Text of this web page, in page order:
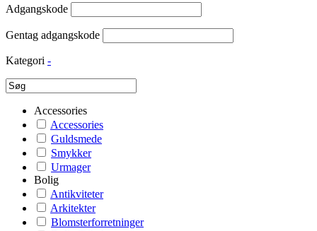
Adgangskode
Gentag adgangskode
Kategori -
Accessories
Accessories
Guldsmede
Smykker
Urmager
Bolig
Antikviteter
Arkitekter
Blomsterforretninger